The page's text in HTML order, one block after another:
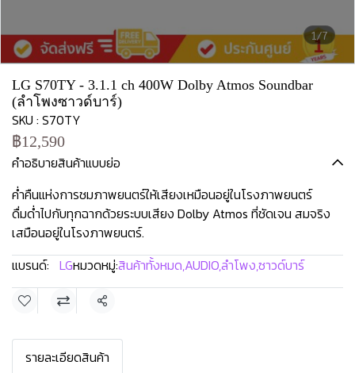
1/7
LG S70TY - 3.1.1 ch 400W Dolby Atmos Soundbar
(ลำโพงซาวด์บาร์)
SKU : S70TY
฿12,590
คำอธิบายสินค้าแบบย่อ
ค่ำคืนแห่งการชมภาพยนตร์ให้เสียงเหมือนอยู่ในโรงภาพยนตร์
ดื่มด่ำไปกับทุกฉากด้วยระบบเสียง Dolby Atmos ที่ชัดเจน สมจริง
เสมือนอยู่ในโรงภาพยนตร์.
แบรนด์: LGหมวดหมู่:สินค้าทั้งหมด,AUDIO,ลำโพง,ซาวด์บาร์
แชร์
รายละเอียดสินค้า